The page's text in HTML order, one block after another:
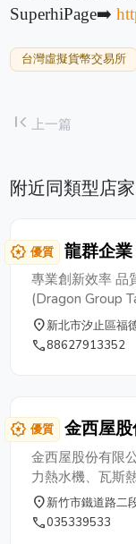
SuperhiPage➡️
台灣虛擬貨幣交易所
first_page 上一篇
附近同類型店家
award_star 優質 龍群企
專業創新效率 品
(Dragon Group
廂內部裝潢的安
涵蓋乘客電梯、
製家具家飾品、
內外市場。由於
工作團隊，所以
售到完善售後服
好、最安全舒適
以來的堅持，是
place新北市汐止區福
phone88627913352
award_star 優質 金西屋
金西屋股份有限
力熱水機、瓦斯
逆滲透純水機及
place新竹市鐵道路二
phone035339533